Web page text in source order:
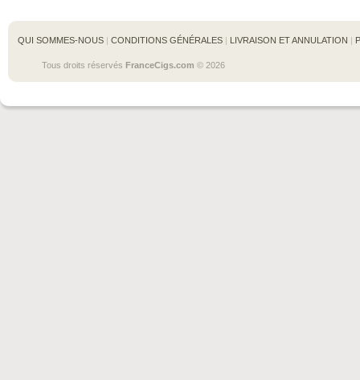
QUI SOMMES-NOUS | CONDITIONS GÉNÉRALES | LIVRAISON ET ANNULATION |
Tous droits réservés FranceCigs.com © 2026